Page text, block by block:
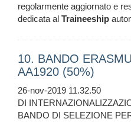
regolarmente aggiornato e
dedicata al Traineeship
10. BANDO
AA1920 (50%)
26-nov-2019 11.32.50
DI
BANDO DI SELEZIONE